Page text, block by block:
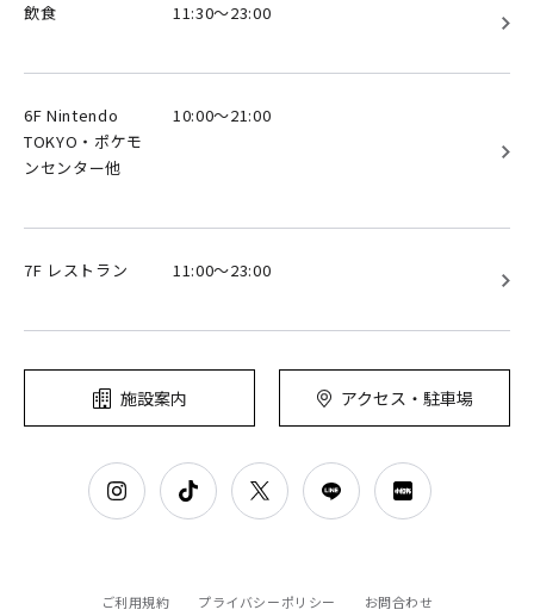
飲食 11:30～23:00
6F Nintendo
TOKYO・ポケモ
ンセンター他
10:00～21:00
7F レストラン 11:00～23:00
施設案内 アクセス・駐車場
ご利用規約 プライバシーポリシー お問合わせ